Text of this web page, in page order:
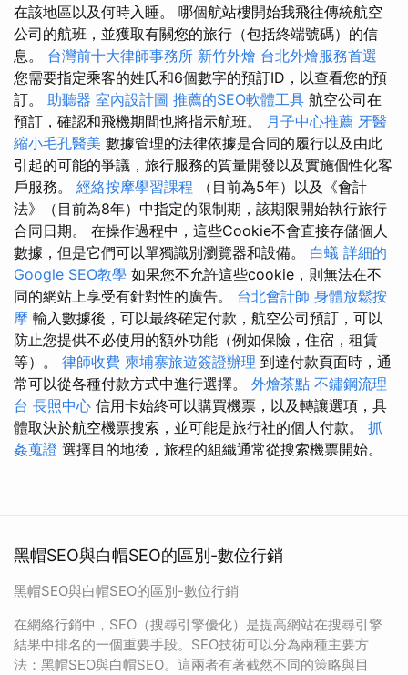
在該地區以及何時入睡。 哪個航站樓開始我飛往傳統航空
公司的航班，並獲取有關您的旅行（包括終端號碼）的信
息。 台灣前十大律師事務所 新竹外燴 台北外燴服務首選
您需要指定乘客的姓氏和6個數字的預訂ID，以查看您的預
訂。 助聽器 室內設計圖 推薦的SEO軟體工具 航空公司在
預訂，確認和飛機期間也將指示航班。
月子中心推薦 牙醫
縮小毛孔醫美 數據管理的法律依據是合同的履行以及由此
引起的可能的爭議，旅行服務的質量開發以及實施個性化客
戶服務。 經絡按摩學習課程
（目前為5年）以及《會計
法》（目前為8年）中指定的限制期，該期限開始執行旅行
合同日期。 在操作過程中，這些Cookie不會直接存儲個人
數據，但是它們可以單獨識別瀏覽器和設備。 白蟻 詳細的
Google SEO教學 如果您不允許這些cookie，則無法在不
同的網站上享受有針對性的廣告。 台北會計師 身體放鬆按
摩 輸入數據後，可以最終確定付款，航空公司預訂，可以
防止您提供不必使用的額外功能（例如保險，住宿，租賃
等）。 律師收費 柬埔寨旅遊簽證辦理 到達付款頁面時，通
常可以從各種付款方式中進行選擇。 外燴茶點 不鏽鋼流理
台 長照中心 信用卡始終可以購買機票，以及轉讓選項，具
體取決於航空機票搜索，並可能是旅行社的個人付款。 抓
姦蒐證 選擇目的地後，旅程的組織通常從搜索機票開始。
黑帽SEO與白帽SEO的區別-數位行銷
黑帽SEO與白帽SEO的區別-數位行銷
在網絡行銷中，SEO（搜尋引擎優化）是提高網站在搜尋引擎
結果中排名的一個重要手段。SEO技術可以分為兩種主要方
法：黑帽SEO與白帽SEO。這兩者有著截然不同的策略與目